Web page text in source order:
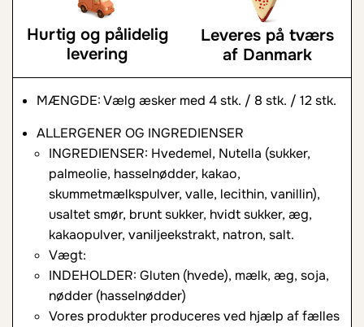
Hurtig og pålidelig
levering
Leveres på tværs
af Danmark
MÆNGDE: Vælg æsker med 4 stk. / 8 stk. / 12 stk.
ALLERGENER OG INGREDIENSER
INGREDIENSER: Hvedemel, Nutella (sukker,
palmeolie, hasselnødder, kakao,
skummetmælkspulver, valle, lecithin, vanillin),
usaltet smør, brunt sukker, hvidt sukker, æg,
kakaopulver, vaniljeekstrakt, natron, salt.
Vægt:
INDEHOLDER: Gluten (hvede), mælk, æg, soja,
nødder (hasselnødder)
Vores produkter produceres ved hjælp af fælles